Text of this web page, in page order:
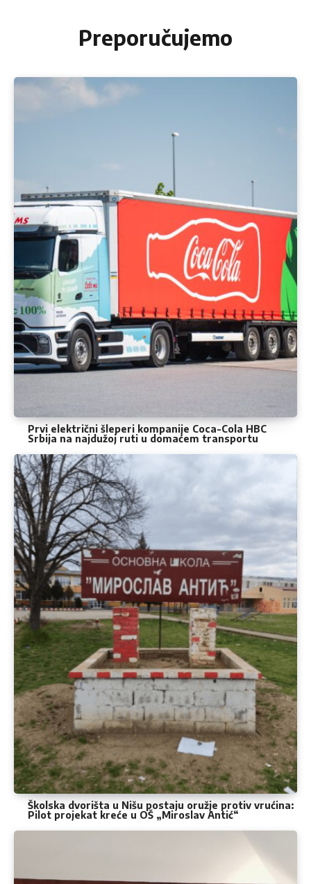
Preporučujemo
Prvi električni šleperi kompanije Coca-Cola HBC
Srbija na najdužoj ruti u domaćem transportu
Školska dvorišta u Nišu postaju oružje protiv vrućina:
Pilot projekat kreće u OŠ „Miroslav Antić“